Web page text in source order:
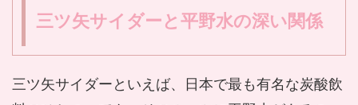
三ツ矢サイダーと平野水の深い関係
三ツ矢サイダーといえば、日本で最も有名な炭酸飲